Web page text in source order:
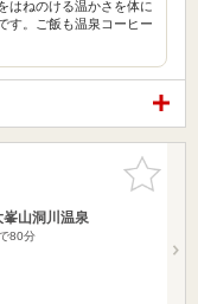
はねのける温かさを体に
す。ご飯も温泉コーヒー
お気に入
りに追加
山洞川温泉
80分